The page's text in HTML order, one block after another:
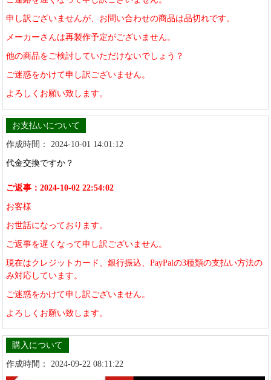
申し訳ございませんが、お問い合わせの商品は品切れです。
メーカーさんは再製作予定がございません。
他の商品をご検討していただけないでしょう？
ご迷惑をかけて申し訳ございません。
よろしくお願い致します。
お支払いについて
作成時間： 2024-10-01 14:01:12
代金交換ですか？
ご返事：2024-10-02 22:54:02
お客様
お世話になっております。
ご返事を遅くなって申し訳ございません。
現在はクレジットカード、銀行振込、PayPalの3種類の支払い方法の
み対応しています。
ご迷惑をかけて申し訳ございません。
よろしくお願い致します。
購入について
作成時間： 2024-09-22 08:11:22